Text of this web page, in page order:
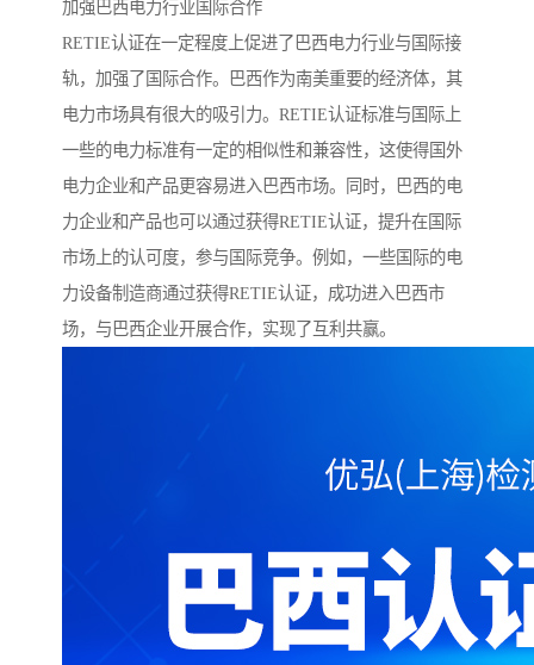
加强巴西电力行业国际合作
RETIE认证在一定程度上促进了巴西电力行业与国际接
轨，加强了国际合作。巴西作为南美重要的经济体，其
电力市场具有很大的吸引力。RETIE认证标准与国际上
一些的电力标准有一定的相似性和兼容性，这使得国外
电力企业和产品更容易进入巴西市场。同时，巴西的电
力企业和产品也可以通过获得RETIE认证，提升在国际
市场上的认可度，参与国际竞争。例如，一些国际的电
力设备制造商通过获得RETIE认证，成功进入巴西市
场，与巴西企业开展合作，实现了互利共赢。